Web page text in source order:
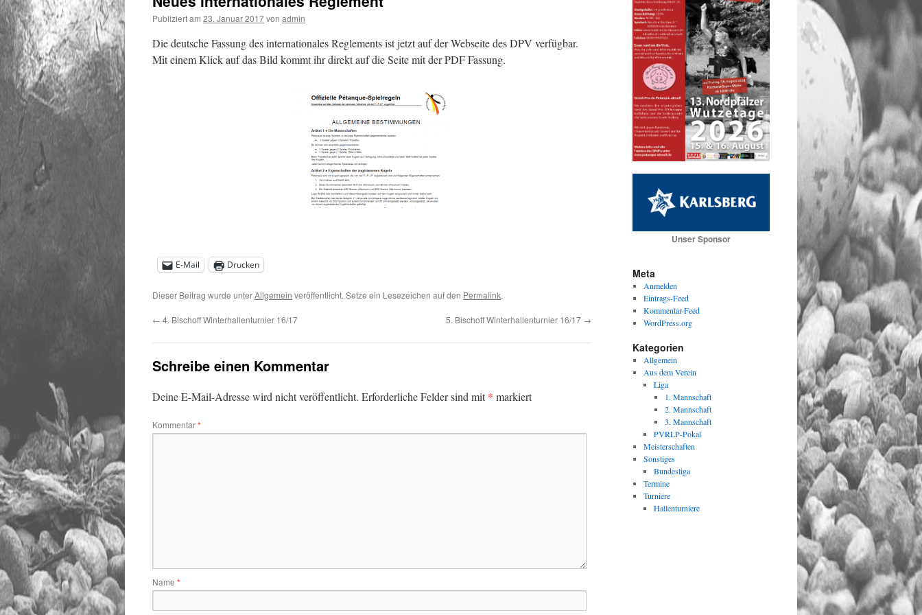
Publiziert am 23. Januar 2017von admin
Die deutsche Fassung des internationales Reglements ist jetzt auf der Webseite des DPV verfügbar.
Mit einem Klick auf das Bild kommt ihr direkt auf die Seite mit der PDF Fassung.
E-Mail Drucken
Dieser Beitrag wurde unterAllgemein veröffentlicht. Setze ein Lesezeichen auf den Permalink.
← 4. Bischoff Winterhallenturnier 16/17 5. Bischoff Winterhallenturnier 16/17 →
Schreibe einen Kommentar
Deine E-Mail-Adresse wird nicht veröffentlicht. Erforderliche Felder sind mit* markiert
Kommentar*
Name *
Unser Sponsor
Meta
Anmelden
Eintrags-Feed
Kommentar-Feed
WordPress.org
Kategorien
Allgemein
Aus dem Verein
Liga
1. Mannschaft
2. Mannschaft
3. Mannschaft
PVRLP-Pokal
Meisterschaften
Sonstiges
Bundesliga
Termine
Turniere
Hallenturniere